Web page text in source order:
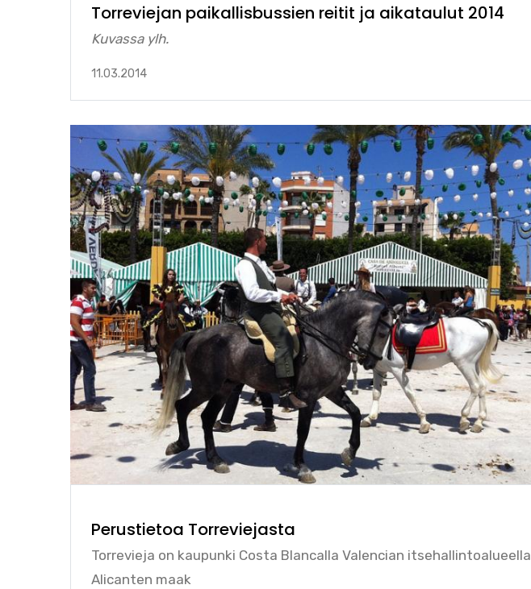
Torreviejan paikallisbussien reitit ja aikataulut 2014
Kuvassa ylh.
11.03.2014
Perustietoa Torreviejasta
Torrevieja on kaupunki Costa Blancalla Valencian itsehallintoalueella
Alicanten maak